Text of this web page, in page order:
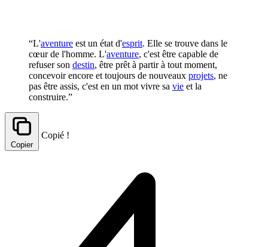
“L'aventure est un état d'esprit. Elle se trouve dans le
cœur de l'homme. L'aventure, c'est être capable de
refuser son destin, être prêt à partir à tout moment,
concevoir encore et toujours de nouveaux projets, ne
pas être assis, c'est en un mot vivre sa vie et la
construire.”
Copier
Copié !